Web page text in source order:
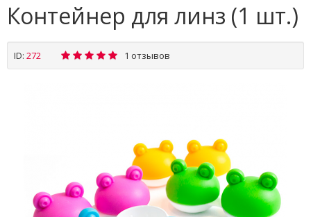
Контейнер для линз (1 шт.)
ID: 272 1 отзывов